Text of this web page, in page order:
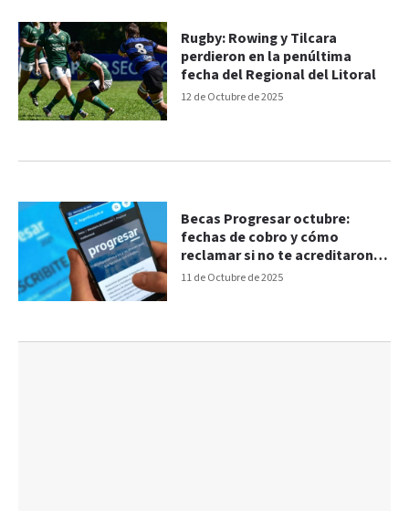
12 de Octubre de 2025
Rugby: Rowing y Tilcara
perdieron en la penúltima
fecha del Regional del Litoral
11 de Octubre de 2025
Becas Progresar octubre:
fechas de cobro y cómo
reclamar si no te acreditaron el
pago